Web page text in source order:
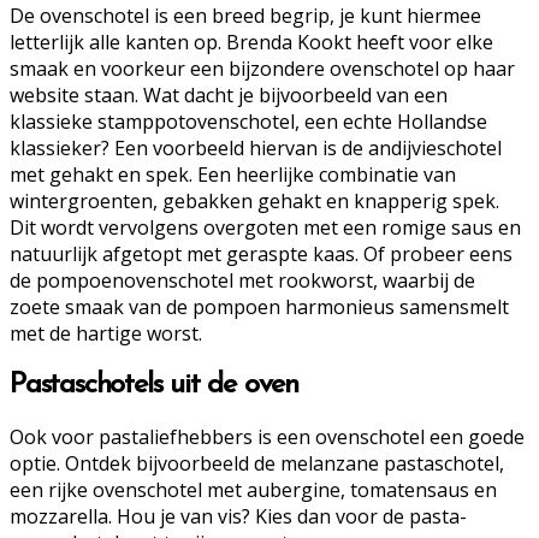
De ovenschotel is een breed begrip, je kunt hiermee
letterlijk alle kanten op. Brenda Kookt heeft voor elke
smaak en voorkeur een bijzondere ovenschotel op haar
website staan. Wat dacht je bijvoorbeeld van een
klassieke stamppotovenschotel, een echte Hollandse
klassieker? Een voorbeeld hiervan is de andijvieschotel
met gehakt en spek. Een heerlijke combinatie van
wintergroenten, gebakken gehakt en knapperig spek.
Dit wordt vervolgens overgoten met een romige saus en
natuurlijk afgetopt met geraspte kaas. Of probeer eens
de pompoenovenschotel met rookworst, waarbij de
zoete smaak van de pompoen harmonieus samensmelt
met de hartige worst.
Pastaschotels uit de oven
Ook voor pastaliefhebbers is een ovenschotel een goede
optie. Ontdek bijvoorbeeld de melanzane pastaschotel,
een rijke ovenschotel met aubergine, tomatensaus en
mozzarella. Hou je van vis? Kies dan voor de pasta-